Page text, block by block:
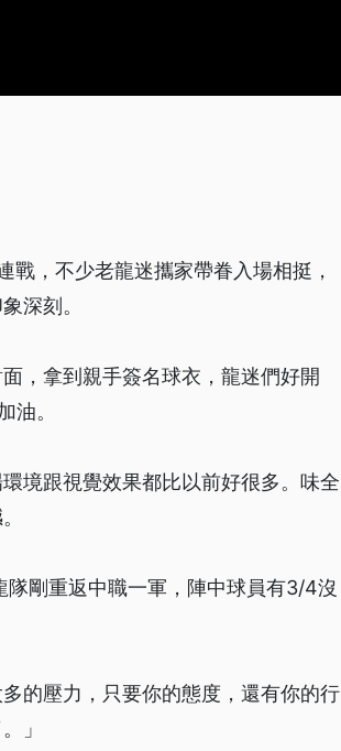
，不少老龍迷攜家帶眷入場相挺，
深刻。
，拿到親手簽名球衣，龍迷們好開
油。
境跟視覺效果都比以前好很多。味全
剛重返中職一軍，陣中球員有3/4沒
的壓力，只要你的態度，還有你的行
」